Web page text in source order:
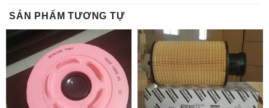
SẢN PHẨM TƯƠNG TỰ